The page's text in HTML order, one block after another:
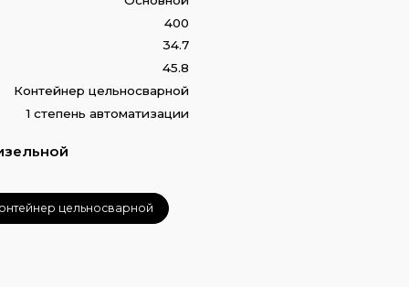
400
34.7
45.8
Контейнер цельносварной
1 степень автоматизации
цельносварной